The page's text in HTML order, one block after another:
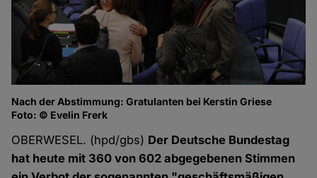
Nach der Abstimmung: Gratulanten bei Kerstin Griese
Foto: © Evelin Frerk
OBERWESEL. (hpd/gbs) Der Deutsche Bundestag
hat heute mit 360 von 602 abgegebenen Stimmen